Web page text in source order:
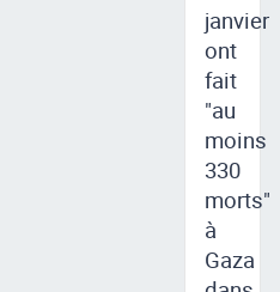
janvier
ont
fait
"au
moins
330
morts"
à
Gaza